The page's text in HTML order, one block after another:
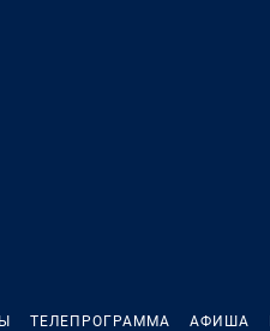
ТЕЛЕПРОГРАММА АФИША